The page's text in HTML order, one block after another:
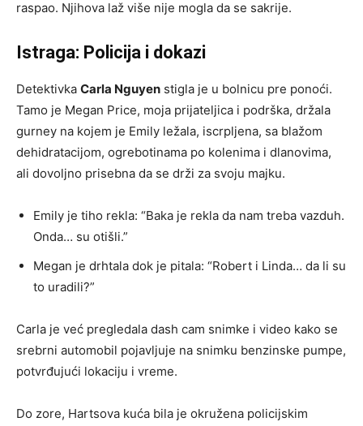
raspao. Njihova laž više nije mogla da se sakrije.
Istraga: Policija i dokazi
Detektivka Carla Nguyen stigla je u bolnicu pre ponoći.
Tamo je Megan Price, moja prijateljica i podrška, držala
gurney na kojem je Emily ležala, iscrpljena, sa blažom
dehidratacijom, ogrebotinama po kolenima i dlanovima,
ali dovoljno prisebna da se drži za svoju majku.
Emily je tiho rekla: “Baka je rekla da nam treba vazduh.
Onda… su otišli.”
Megan je drhtala dok je pitala: “Robert i Linda… da li su
to uradili?”
Carla je već pregledala dash cam snimke i video kako se
srebrni automobil pojavljuje na snimku benzinske pumpe,
potvrđujući lokaciju i vreme.
Do zore, Hartsova kuća bila je okružena policijskim